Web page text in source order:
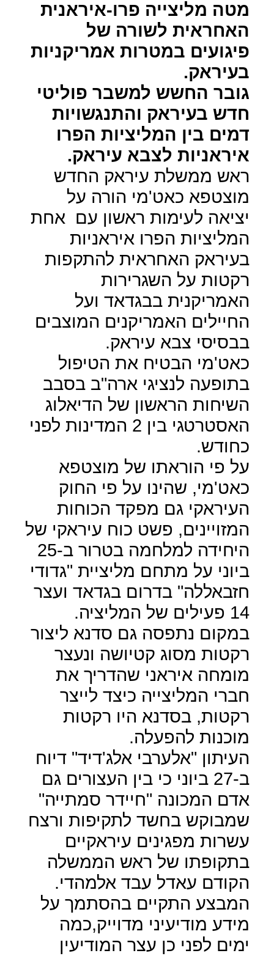
מטה מליצייה פרו-איראנית
האחראית לשורה של
פיגועים במטרות אמריקניות
בעיראק.
גובר החשש למשבר פוליטי
חדש בעיראק והתנגשויות
דמים בין המליציות הפרו
איראניות לצבא עיראק.
ראש ממשלת עיראק החדש
מוצטפא כאט'מי הורה על
יציאה לעימות ראשון עם אחת
המליציות הפרו איראניות
בעיראק האחראית להתקפות
רקטות על השגרירות
האמריקנית בבגדאד ועל
החיילים האמריקנים המוצבים
בבסיסי צבא עיראק.
כאט'מי הבטיח את הטיפול
בתופעה לנציגי ארה"ב בסבב
השיחות הראשון של הדיאלוג
האסטרטגי בין 2 המדינות לפני
כחודש.
על פי הוראתו של מוצטפא
כאט'מי, שהינו על פי החוק
העיראקי גם מפקד הכוחות
המזויינים, פשט כוח עיראקי של
היחידה למלחמה בטרור ב-25
ביוני על מתחם מליציית "גדודי
חזבאללה" בדרום בגדאד ועצר
14 פעילים של המליציה.
במקום נתפסה גם סדנא ליצור
רקטות מסוג קטיושה ונעצר
מומחה איראני שהדריך את
חברי המליצייה כיצד לייצר
רקטות, בסדנא היו רקטות
מוכנות להפעלה.
העיתון "אלערבי אלג'דיד" דיוח
ב-27 ביוני כי בין העצורים גם
אדם המכונה "חיידר סמתייה"
שמבוקש בחשד לתקיפות ורצח
עשרות מפגינים עיראקיים
בתקופתו של ראש הממשלה
הקודם עאדל עבד אלמהדי.
המבצע התקיים בהסתמך על
מידע מודיעיני מדוייק,כמה
ימים לפני כן עצר המודיעין